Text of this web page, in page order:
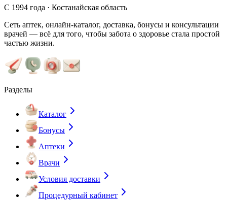
С 1994 года · Костанайская область
Сеть аптек, онлайн-каталог, доставка, бонусы и консультации
врачей — всё для того, чтобы забота о здоровье стала простой
частью жизни.
Разделы
Каталог
Бонусы
Аптеки
Врачи
Условия доставки
Процедурный кабинет